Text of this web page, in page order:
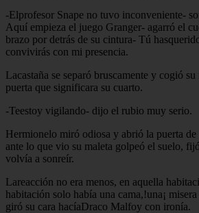
-Elprofesor Snape no tuvo inconveniente-
Aquí empieza el juego Granger- agarró el
brazo por detrás de su cintura- Tú
convivirás con mi presencia.
Lacastaña se separó bruscamente y cogió
puerta que significara su cuarto.
-Teestoy vigilando- dijo el rubio muy serio.
Hermionelo miró odiosa y abrió la puerta
ante lo que vio su maleta golpeó el suelo,
volvía a sonreír.
Lareacción no era menos, en aquella
habitación solo había una cama,!una¡
giró su cara hacíaDraco Malfoy con ironía.